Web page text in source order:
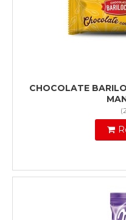
CHOCOLATE
(